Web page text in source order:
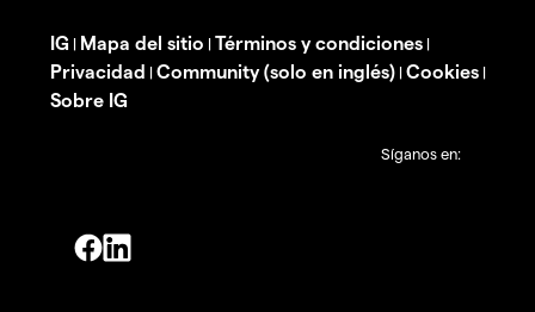
IG | Mapa del sitio | Términos y condiciones |
Privacidad | Community (solo en inglés) | Cookies |
Sobre IG
Síganos en: